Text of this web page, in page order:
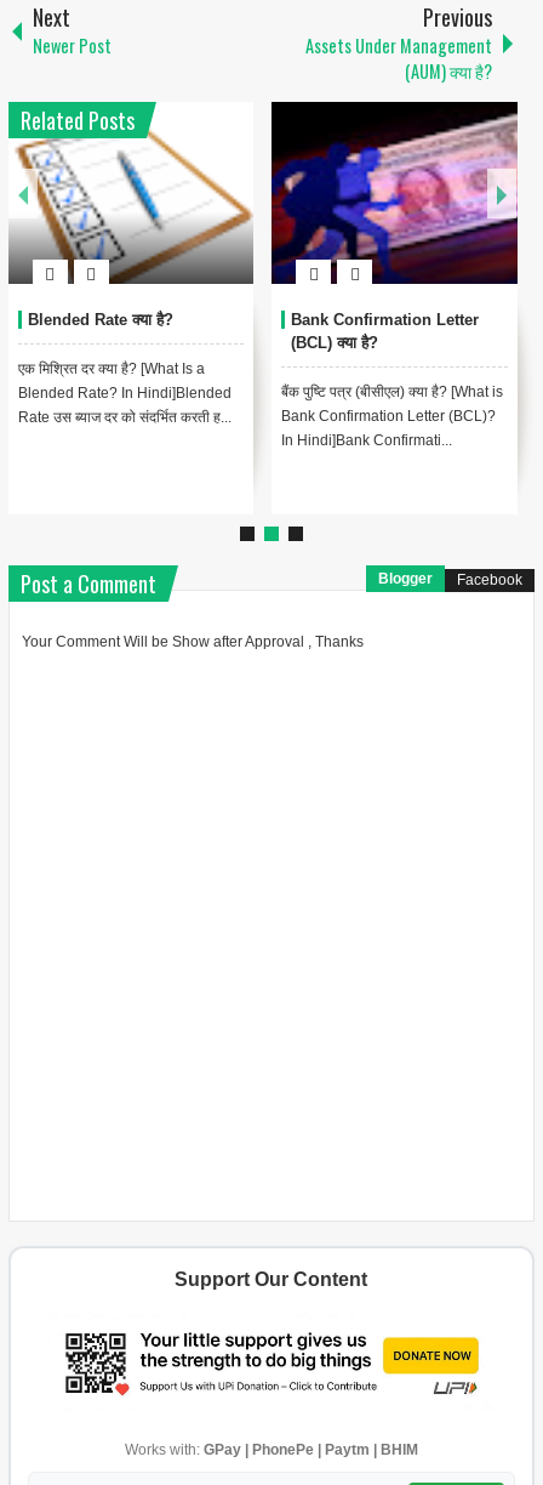
Next
Newer Post
Previous
Assets Under Management
(AUM) क्या है?
Related Posts
Blended Rate क्या है?
एक मिश्रित दर क्या है? [What Is a
Blended Rate? In Hindi]Blended
Rate उस ब्याज दर को संदर्भित करती ह...
Bank Confirmation Letter
(BCL) क्या है?
बैंक पुष्टि पत्र (बीसीएल) क्या है? [What is
Bank Confirmation Letter (BCL)?
In Hindi]Bank Confirmati...
Post a Comment Blogger Facebook
Your Comment Will be Show after Approval , Thanks
Support Our Content
Works with: GPay | PhonePe | Paytm | BHIM